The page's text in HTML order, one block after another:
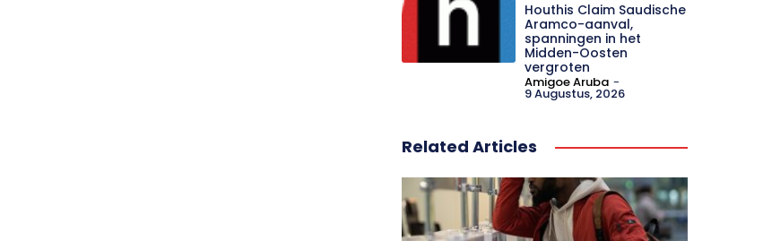
Houthis Claim Saudische
Aramco-aanval,
spanningen in het
Midden-Oosten
vergroten
Amigoe Aruba -
9 Augustus, 2026
Related Articles